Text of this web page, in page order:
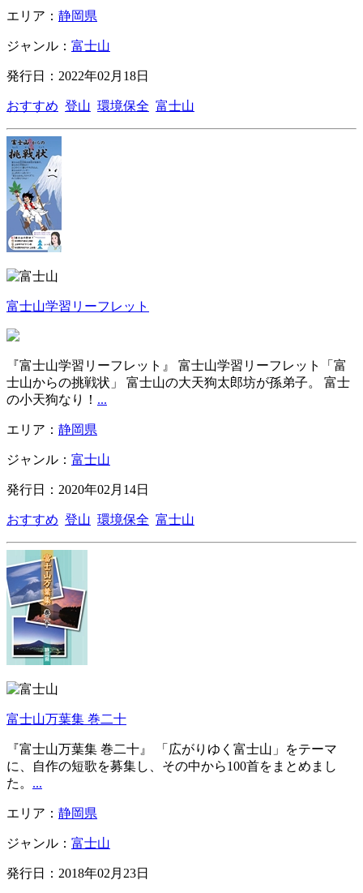
エリア： 静岡県
ジャンル： 富士山
発行日：2022年02月18日
おすすめ 登山 環境保全 富士山
富士山学習リーフレット
『富士山学習リーフレット』 富士山学習リーフレット「富
士山からの挑戦状」 富士山の大天狗太郎坊が孫弟子。 富士
の小天狗なり！ ...
エリア： 静岡県
ジャンル： 富士山
発行日：2020年02月14日
おすすめ 登山 環境保全 富士山
富士山万葉集 巻二十
『富士山万葉集 巻二十』 「広がりゆく富士山」をテーマ
に、自作の短歌を募集し、その中から100首をまとめまし
た。 ...
エリア： 静岡県
ジャンル： 富士山
発行日：2018年02月23日